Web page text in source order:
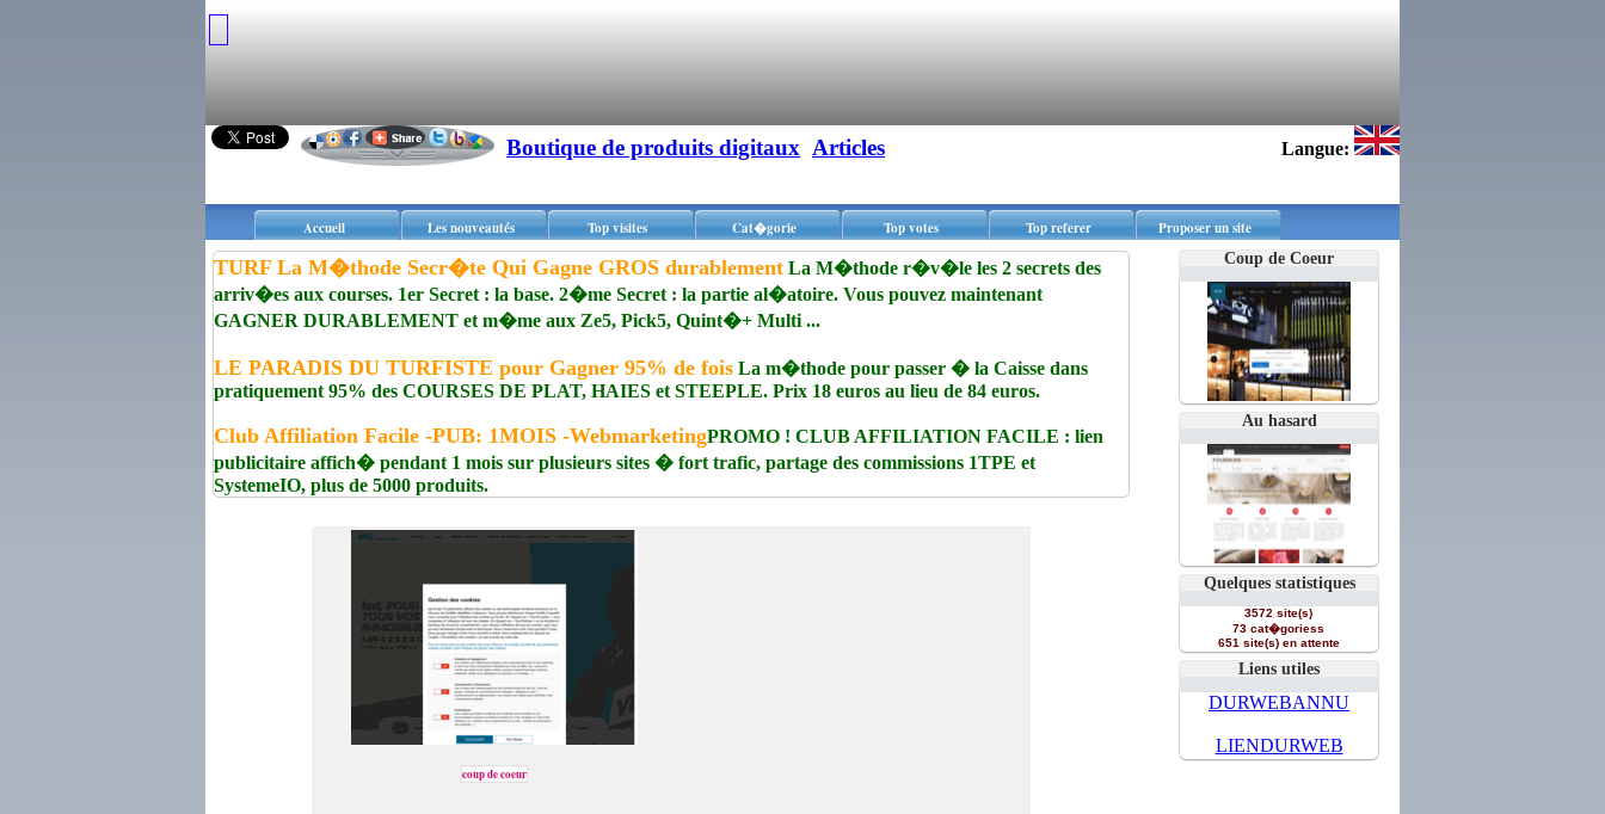
Boutique de produits digitaux Articles Langue:
Accueil Les nouveautés Top visites Cat�gorie Top votes Top referer Proposer un site
Coup de Coeur
Au hasard
Quelques statistiques
3572 site(s)
73 cat�goriess
651 site(s) en attente
Liens utiles
DURWEBANNU
LIENDURWEB
TURF La M�thode Secr�te Qui Gagne GROS durablement La M�thode r�v�le les 2 secrets des
arriv�es aux courses. 1er Secret : la base. 2�me Secret : la partie al�atoire. Vous pouvez maintenant
GAGNER DURABLEMENT et m�me aux Ze5, Pick5, Quint�+ Multi ...
LE PARADIS DU TURFISTE pour Gagner 95% de fois La m�thode pour passer � la Caisse dans
pratiquement 95% des COURSES DE PLAT, HAIES et STEEPLE. Prix 18 euros au lieu de 84 euros.
Club Affiliation Facile -PUB: 1MOIS -WebmarketingPROMO ! CLUB AFFILIATION FACILE : lien
publicitaire affich� pendant 1 mois sur plusieurs sites � fort trafic, partage des commissions 1TPE et
SystemeIO, plus de 5000 produits.
coup de coeur